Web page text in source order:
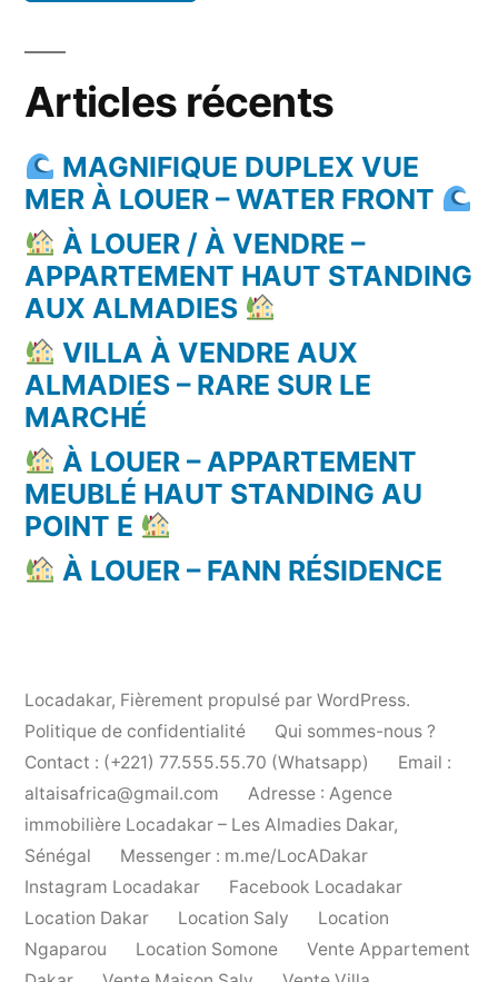
Articles récents
MAGNIFIQUE DUPLEX VUE
MER À LOUER – WATER FRONT
À LOUER / À VENDRE –
APPARTEMENT HAUT STANDING
AUX ALMADIES
VILLA À VENDRE AUX
ALMADIES – RARE SUR LE
MARCHÉ
À LOUER – APPARTEMENT
MEUBLÉ HAUT STANDING AU
POINT E
À LOUER – FANN RÉSIDENCE
Locadakar, Fièrement propulsé par WordPress.
Politique de confidentialité
Qui sommes-nous ?
Contact : (+221) 77.555.55.70 (Whatsapp)
Email :
altaisafrica@gmail.com
Adresse : Agence
immobilière Locadakar – Les Almadies Dakar,
Sénégal
Messenger : m.me/LocADakar
Instagram Locadakar
Facebook Locadakar
Location Dakar
Location Saly
Location
Ngaparou
Location Somone
Vente Appartement